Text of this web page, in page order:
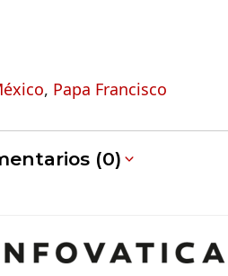
, Papa Francisco
(0)